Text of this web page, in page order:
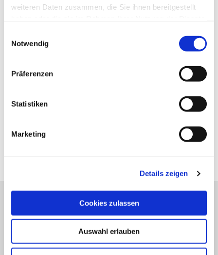
weiteren Daten zusammen, die Sie ihnen bereitgestellt
Notwendig
Präferenzen
Statistiken
Marketing
Details zeigen
Cookies zulassen
Auswahl erlauben
Planen Sie ein ähnliches
Wohnquartier?